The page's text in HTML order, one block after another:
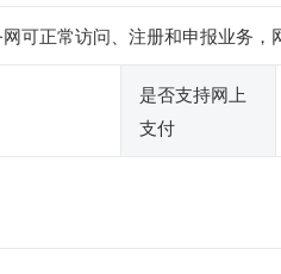
可正常访问、注册和申报业务
是否支持网上
支付